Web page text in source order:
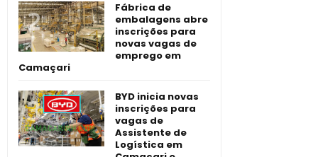
Fábrica de
embalagens abre
inscrições para
novas vagas de
emprego em
Camaçari
BYD inicia novas
inscrições para
vagas de
Assistente de
Logística em